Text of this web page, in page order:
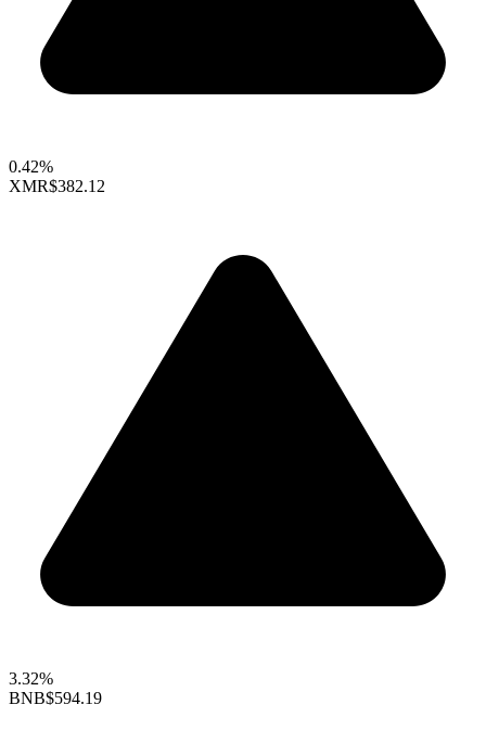
0.42%
XMR$382.12
3.32%
BNB$594.19